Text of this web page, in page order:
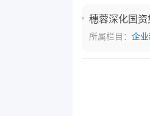
穗蓉深化国
所属栏目： 企